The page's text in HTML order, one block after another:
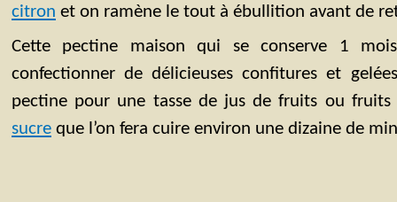
citron et on ramène le tout à ébullition avant de
Cette pectine maison qui se conserve 1
confectionner de délicieuses confitures et
pectine pour une tasse de jus de fruits ou
sucre que l’on fera cuire environ une dizaine de